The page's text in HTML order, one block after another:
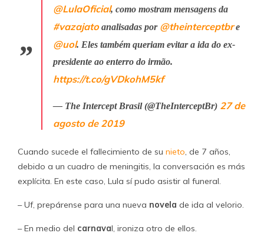
@LulaOficial, como mostram mensagens da
#vazajatoanalisadas por @theinterceptbre
@uol. Eles também queriam evitar a ida do ex-
presidente ao enterro do irmão.
https://t.co/gVDkohM5kf
— The Intercept Brasil (@TheInterceptBr) 27 de
agosto de 2019
Cuando sucede el fallecimiento de su nieto, de 7 años,
debido a un cuadro de meningitis, la conversación es más
explícita. En este caso, Lula sí pudo asistir al funeral.
– Uf, prepárense para una nueva novela de ida al velorio.
– En medio del carnaval, ironiza otro de ellos.